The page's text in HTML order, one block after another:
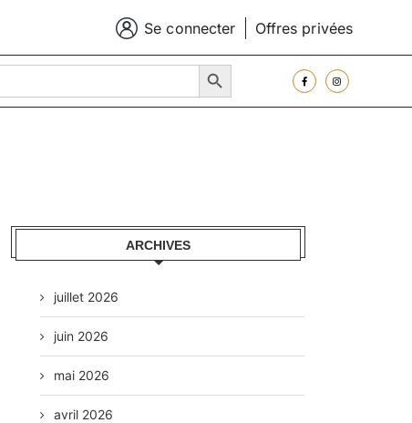
Se connecter Offres privées
SEARCH BUTTON
ARCHIVES
juillet 2026
juin 2026
mai 2026
avril 2026